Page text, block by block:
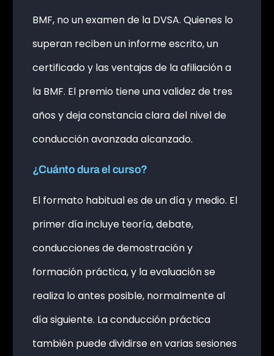
BMF, no un examen de la DVSA. Quienes lo
superan reciben un informe escrito, un
certificado y las ventajas de la afiliación a
la BMF. El premio tiene una validez de tres
años y deja constancia clara del nivel de
conducción avanzada alcanzado.
¿Cuánto dura el curso?
El formato habitual es de un día y medio. El
primer día incluye teoría, debate,
conducciones de demostración y
formación práctica, y la evaluación se
realiza lo antes posible, normalmente al
día siguiente. La conducción práctica
también puede dividirse en varias sesiones